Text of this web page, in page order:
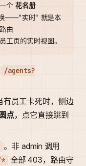
个 花名册
——"实时" 就是本
由
工页的实时视图。
/agents?
有员工卡死时，侧边
点，点它直接跳到
。非 admin 调用
全部 403，路由守